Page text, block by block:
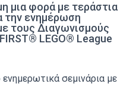
μια φορά με τεράστια
την ενημέρωση
τους Διαγωνισμούς
LEGO® League
σεμινάρια με